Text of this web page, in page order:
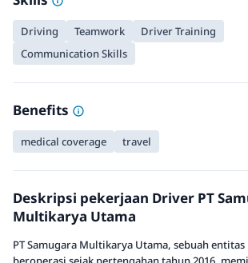
Driving Teamwork
Driver Training
Communication Skills
Benefits
medical coverage travel
Deskripsi pekerjaan Driver PT
Multikarya Utama
PT Samugara Multikarya Utama, sebuah